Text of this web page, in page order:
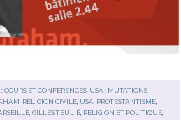
:COURS ET CONFÉRENCES, USA : MUTATIONS
RELIGION CIVILE USA PROTESTANTISME
,GILLES TEULIÉ RELIGION ET POLITIQUE